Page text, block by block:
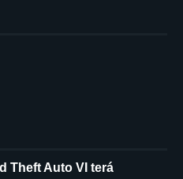
Theft Auto VI terá